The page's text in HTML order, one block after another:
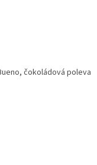
čokoládová poleva